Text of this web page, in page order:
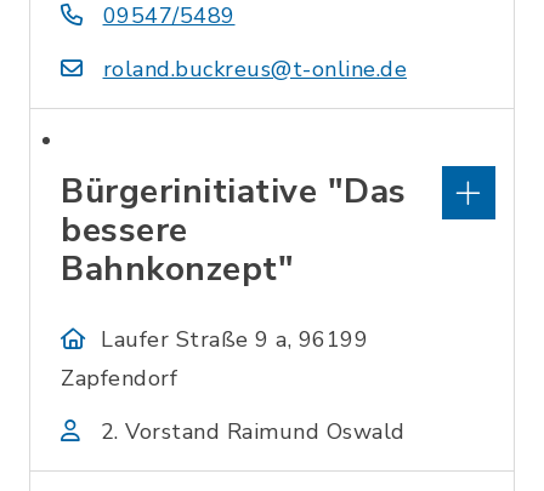
09547/5489
roland.buckreus@t-online.de
Bürgerinitiative "Das
bessere
Bahnkonzept"
Laufer Straße 9 a, 96199
Zapfendorf
2. Vorstand Raimund Oswald